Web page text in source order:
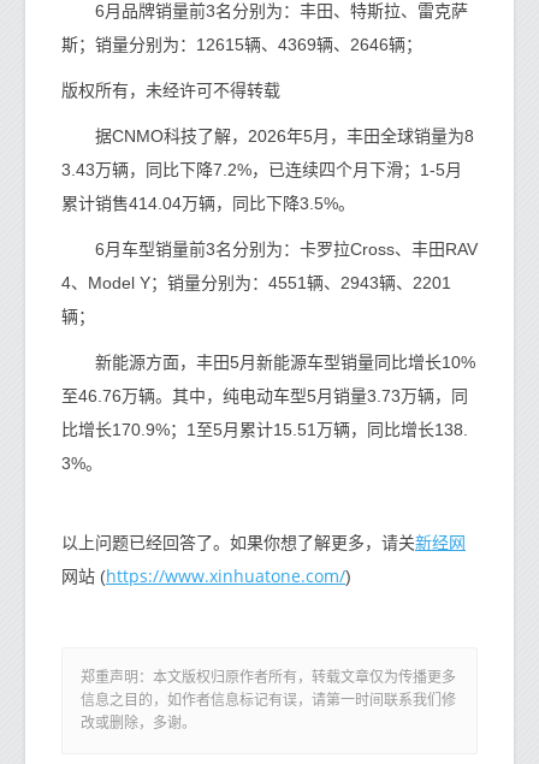
6月品牌销量前3名分别为：丰田、特斯拉、雷克萨
斯；销量分别为：12615辆、4369辆、2646辆；
版权所有，未经许可不得转载
据CNMO科技了解，2026年5月，丰田全球销量为8
3.43万辆，同比下降7.2%，已连续四个月下滑；1-5月
累计销售414.04万辆，同比下降3.5%。
6月车型销量前3名分别为：卡罗拉Cross、丰田RAV
4、Model Y；销量分别为：4551辆、2943辆、2201
辆；
新能源方面，丰田5月新能源车型销量同比增长10%
至46.76万辆。其中，纯电动车型5月销量3.73万辆，同
比增长170.9%；1至5月累计15.51万辆，同比增长138.
3%。
以上问题已经回答了。如果你想了解更多，请关新经网
网站 (https://www.xinhuatone.com/)
郑重声明：本文版权归原作者所有，转载文章仅为传播更多
信息之目的，如作者信息标记有误，请第一时间联系我们修
改或删除，多谢。